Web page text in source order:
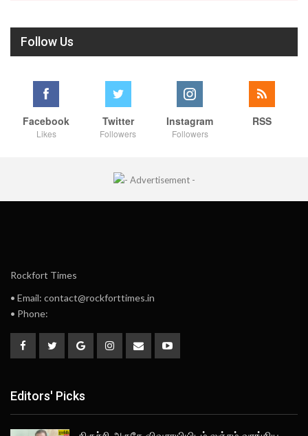
Follow Us
Facebook
Likes
Twitter
Followers
Instagram
Followers
RSS
Rockfort Times
• Email: contact@rockforttimes.in
• Phone:
Editors' Picks